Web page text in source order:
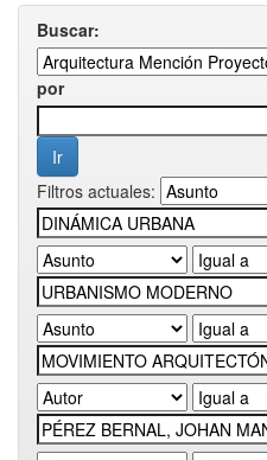
Buscar:
por
Filtros actuales: